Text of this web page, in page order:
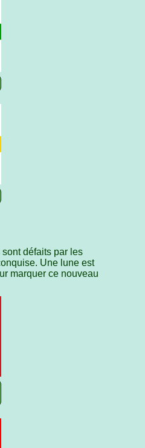
défaits par les
Une lune est
marquer ce nouveau